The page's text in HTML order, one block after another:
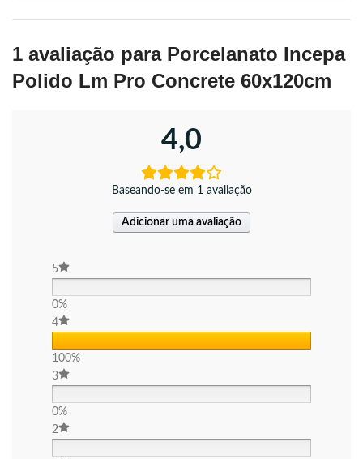
1 avaliação para Porcelanato Incepa
Polido Lm Pro Concrete 60x120cm
4,0
Baseando-se em 1 avaliação
Adicionar uma avaliação
5
0%
4
100%
3
0%
2